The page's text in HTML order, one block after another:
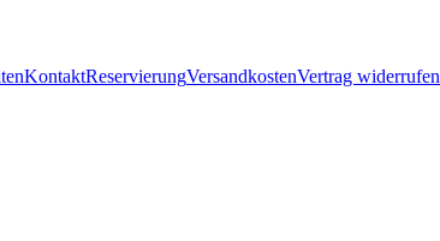
KontaktReservierungVersandkostenVertrag widerrufen